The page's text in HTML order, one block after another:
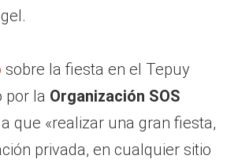
sobre la fiesta en el Tepuy
por la Organización SOS
que «realizar una gran fiesta,
privada, en cualquier sitio